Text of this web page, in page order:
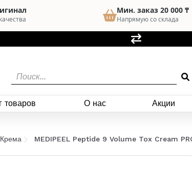
Мин. заказ 20 000 ₸
Напрямую со склада
товаров О нас Акции
Крема MEDIPEEL Peptide 9 Volume Tox Cream